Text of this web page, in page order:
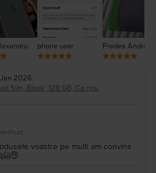
phone user Predea Andreea
2026
Sim, Black, 128 GB, Ca nou
voastre pe multi am convins